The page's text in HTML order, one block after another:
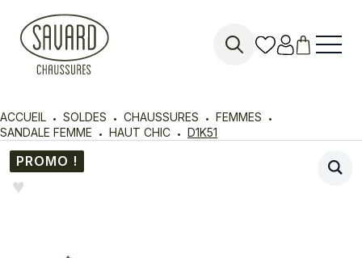
ACCUEIL SOLDES CHAUSSURES
FEMMES
SANDALE FEMME
HAUT CHIC D1K51
PROMO !
♥︎